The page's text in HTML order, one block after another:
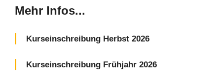
Mehr Infos...
Kurseinschreibung Herbst 2026
Kurseinschreibung Frühjahr 2026